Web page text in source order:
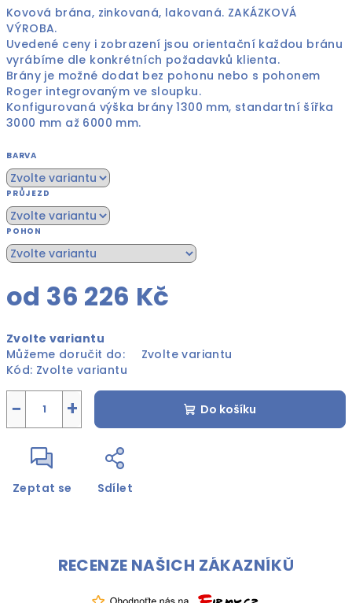
Kovová brána, zinkovaná, lakovaná. ZAKÁZKOVÁ
VÝROBA.
Uvedené ceny i zobrazení jsou orientační každou bránu
vyrábíme dle konkrétních požadavků klienta.
Brány je možné dodat bez pohonu nebo s pohonem
Roger integrovaným ve sloupku.
Konfigurovaná výška brány 1300 mm, standartní šířka
3000 mm až 6000 mm.
BARVA
PRŮJEZD
POHON
od 36 226 Kč
cena:
Zvolte variantu
Můžeme doručit do:
Zvolte variantu
Kód: Zvolte variantu
+
− Do košíku
Zeptat se Sdílet
RECENZE NAŠICH ZÁKAZNÍKŮ